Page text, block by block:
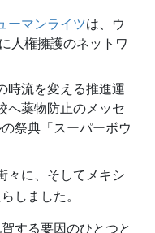
ーマンライツは、ウ
人権擁護のネットワ
時流を変える推進運
へ薬物防止のメッセ
祭典「スーパーボウ
々に、そしてメキシ
しました。
する要因のひとつと